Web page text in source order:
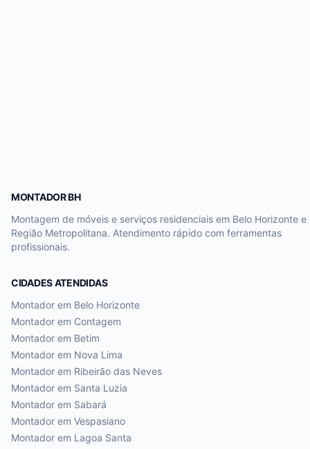
MONTADOR BH
Montagem de móveis e serviços residenciais em Belo Horizonte e
Região Metropolitana. Atendimento rápido com ferramentas
profissionais.
CIDADES ATENDIDAS
Montador em Belo Horizonte
Montador em Contagem
Montador em Betim
Montador em Nova Lima
Montador em Ribeirão das Neves
Montador em Santa Luzia
Montador em Sabará
Montador em Vespasiano
Montador em Lagoa Santa